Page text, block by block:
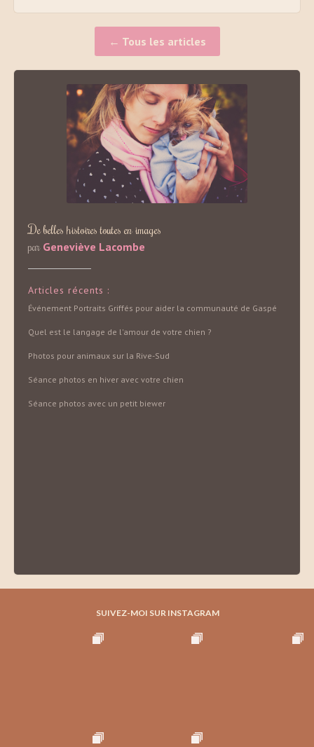
← Tous les articles
De belles histoires toutes en images
par Geneviève Lacombe
Articles récents :
Événement Portraits Griffés pour aider la communauté de Gaspé
Quel est le langage de l'amour de votre chien ?
Photos pour animaux sur la Rive-Sud
Séance photos en hiver avec votre chien
Séance photos avec un petit biewer
SUIVEZ-MOI SUR INSTAGRAM